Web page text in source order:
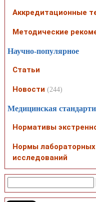
Аккредитационные
Методические
Научно-популярное
Статьи
Новости (244)
Медицинская
Нормативы
Нормы
исследований